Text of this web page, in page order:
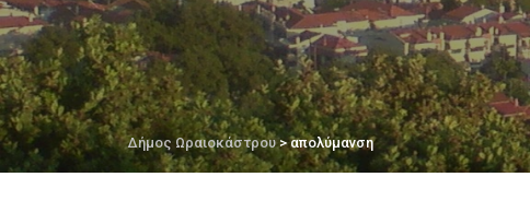
Δήμος Ωραιοκάστρου> απολύμανση